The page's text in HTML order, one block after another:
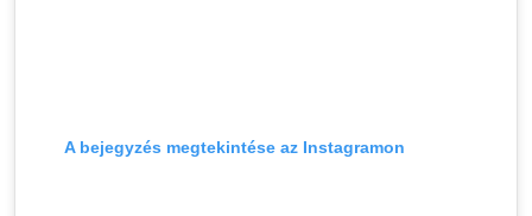
A bejegyzés megtekintése az Instagramon